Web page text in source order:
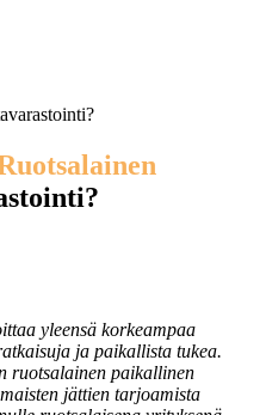
yleensä korkeampaa
ja paikallista tukea.
ruotsalainen paikallinen
jättien tarjoamista